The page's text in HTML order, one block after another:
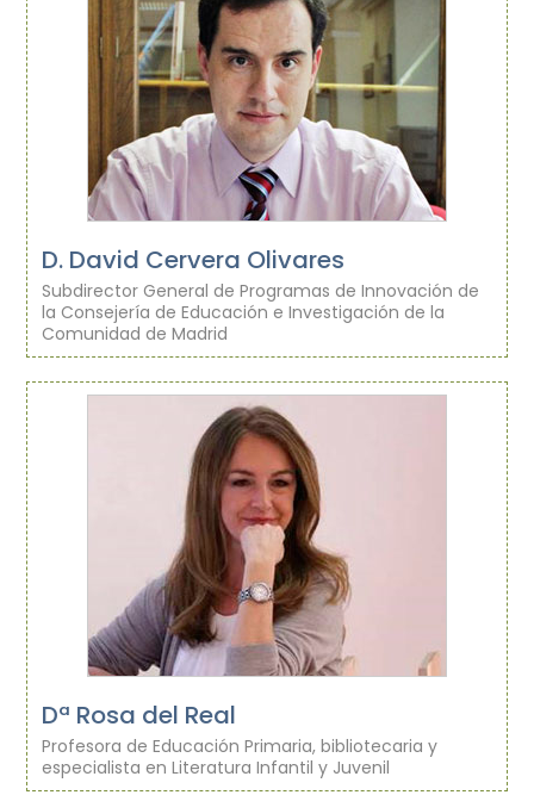
D. David Cervera Olivares
Subdirector General de Programas de Innovación de
la Consejería de Educación e Investigación de la
Comunidad de Madrid
Dª Rosa del Real
Profesora de Educación Primaria, bibliotecaria y
especialista en Literatura Infantil y Juvenil